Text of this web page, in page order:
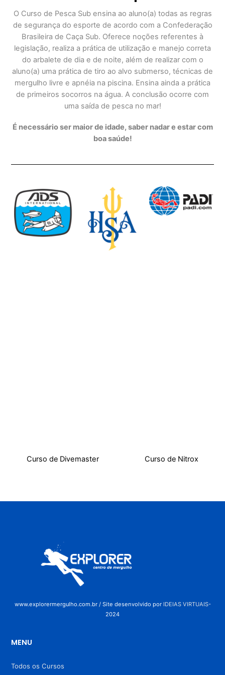
O Curso de Pesca Sub ensina ao aluno(a) todas as regras
de segurança do esporte de acordo com a Confederação
Brasileira de Caça Sub. Oferece noções referentes à
legislação, realiza a prática de utilização e manejo correta
do arbalete de dia e de noite, além de realizar com o
aluno(a) uma prática de tiro ao alvo submerso, técnicas de
mergulho livre e apnéia na piscina. Ensina ainda a prática
de primeiros socorros na água. A conclusão ocorre com
uma saída de pesca no mar!
É necessário ser maior de idade, saber nadar e estar com
boa saúde!
Curso de Divemaster Curso de Nitrox
www.explorermergulho.com.br / Site desenvolvido por IDEIAS VIRTUAIS-
2024
MENU
Todos os Cursos